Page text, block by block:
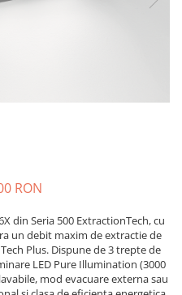
RON
din Seria 500 ExtractionTech, cu
un debit maxim de extractie de
Plus. Dispune de 3 trepte de
LED Pure Illumination (3000
mod evacuare externa sau